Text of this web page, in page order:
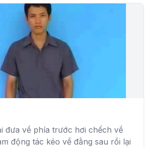
đưa về phía trước hơi chếch về
động tác kéo về đằng sau rồi lại